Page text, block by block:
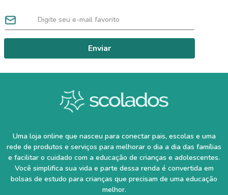
Enviar
Uma loja online que nasceu para conectar pais, escolas e uma
rede de produtos e serviços para melhorar o dia a dia das famílias
e facilitar o cuidado com a educação de crianças e adolescentes.
Você simplifica sua vida e parte dessa renda é convertida em
bolsas de estudo para crianças que precisam de uma educação
melhor.